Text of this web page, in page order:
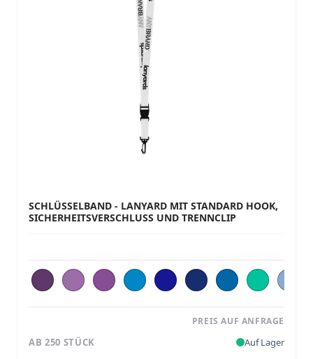
SCHLÜSSELBAND - LANYARD MIT STANDARD HOOK,
SICHERHEITSVERSCHLUSS UND TRENNCLIP
PREIS AUF ANFRAGE
AB 250 STÜCK Auf Lager